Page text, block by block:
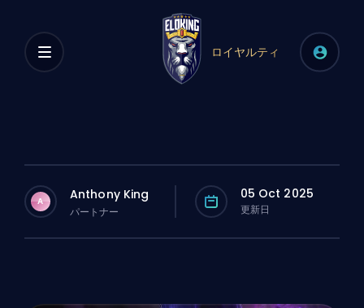
ロイヤルティ
A Anthony King
パートナー
05 Oct 2025
更新日